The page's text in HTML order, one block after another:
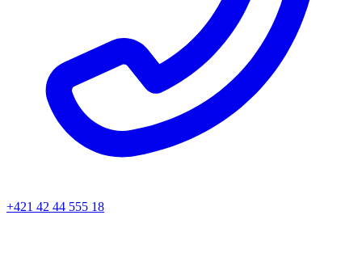
+421 42 44 555 18